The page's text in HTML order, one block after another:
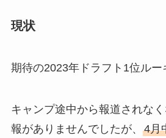
現状
期待の2023年ドラフト1位ルー
キャンプ途中から報道されな
報がありませんでしたが、 4月